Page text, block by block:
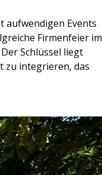
aufwendigen Events
Firmenfeier im
Schlüssel liegt
zu integrieren, das